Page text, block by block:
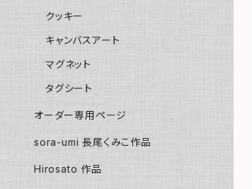
クッキー
キャンバスアート
マグネット
タグシート
オーダー専用ページ
sora-umi 長尾くみこ作品
Hirosato 作品